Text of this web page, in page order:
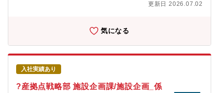
とめ、安全で信頼される設計を実現します。同社の現場組織に対
会し、試運転の助勢を行います。【募集背景】同社は、カーボン
ニュートラルの目標達成に貢献する低炭素鉄源のMIDREXプロセ
スなど、独自技術によるプラントエンジニアリングを提供してい
ます。近年は、建設地周辺の環境や安全への配慮から、騒音・排
気・粉じんなどの外部影響を抑える目的で、屋外に設置されてい
たプロセス機器を建屋内に収める設計への要求が高まっていま
す。それに伴い、温湿度、空気清浄度、気圧といった厳しいプロ
セス要求を満たすための空調・換気設備など、建築設備の重要性
更新日 2026.07.02
気になる
入社実績あり
?産拠点戦略部 施設企画課/施設企画_係